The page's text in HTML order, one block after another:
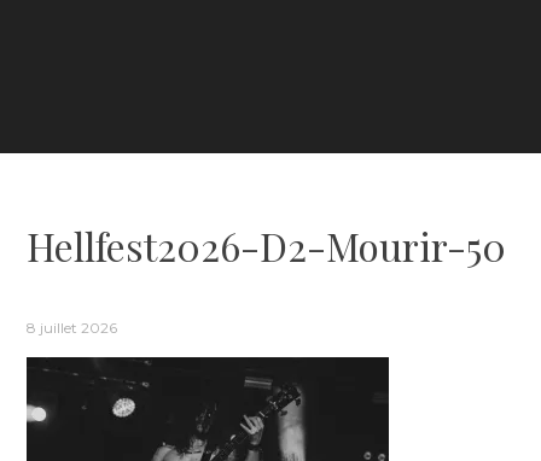
Hellfest2026-D2-Mourir-50
8 juillet 2026